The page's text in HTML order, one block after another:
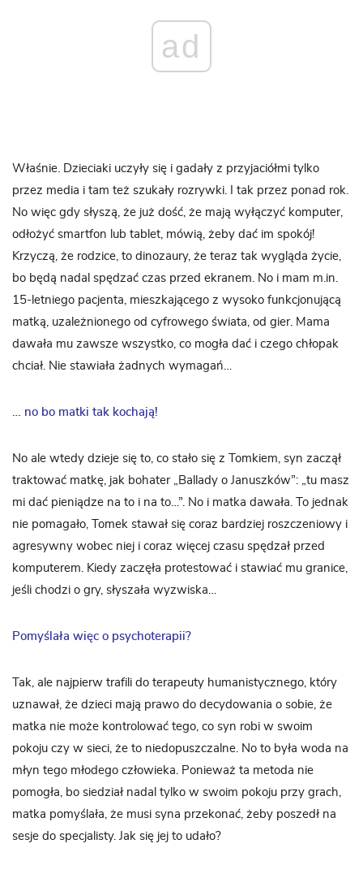
ad
Właśnie. Dzieciaki uczyły się i gadały z przyjaciółmi tylko
przez media i tam też szukały rozrywki. I tak przez ponad rok.
No więc gdy słyszą, że już dość, że mają wyłączyć komputer,
odłożyć smartfon lub tablet, mówią, żeby dać im spokój!
Krzyczą, że rodzice, to dinozaury, że teraz tak wygląda życie,
bo będą nadal spędzać czas przed ekranem. No i mam m.in.
15-letniego pacjenta, mieszkającego z wysoko funkcjonującą
matką, uzależnionego od cyfrowego świata, od gier. Mama
dawała mu zawsze wszystko, co mogła dać i czego chłopak
chciał. Nie stawiała żadnych wymagań…
… no bo matki tak kochają!
No ale wtedy dzieje się to, co stało się z Tomkiem, syn zaczął
traktować matkę, jak bohater „Ballady o Januszków”: „tu masz
mi dać pieniądze na to i na to…”. No i matka dawała. To jednak
nie pomagało, Tomek stawał się coraz bardziej roszczeniowy i
agresywny wobec niej i coraz więcej czasu spędzał przed
komputerem. Kiedy zaczęła protestować i stawiać mu granice,
jeśli chodzi o gry, słyszała wyzwiska…
Pomyślała więc o psychoterapii?
Tak, ale najpierw trafili do terapeuty humanistycznego, który
uznawał, że dzieci mają prawo do decydowania o sobie, że
matka nie może kontrolować tego, co syn robi w swoim
pokoju czy w sieci, że to niedopuszczalne. No to była woda na
młyn tego młodego człowieka. Ponieważ ta metoda nie
pomogła, bo siedział nadal tylko w swoim pokoju przy grach,
matka pomyślała, że musi syna przekonać, żeby poszedł na
sesje do specjalisty. Jak się jej to udało?